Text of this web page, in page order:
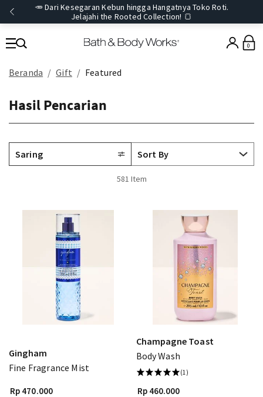
🥕 Dari Kesegaran Kebun hingga Hangatnya Toko Roti.
Jelajahi the Rooted Collection! 🍞
0
Beranda Gift Featured
Hasil Pencarian
Saring
581 Item
Gingham
Fine Fragrance Mist
Rp 470.000
Champagne Toast
Body Wash
(1)
Rp 460.000